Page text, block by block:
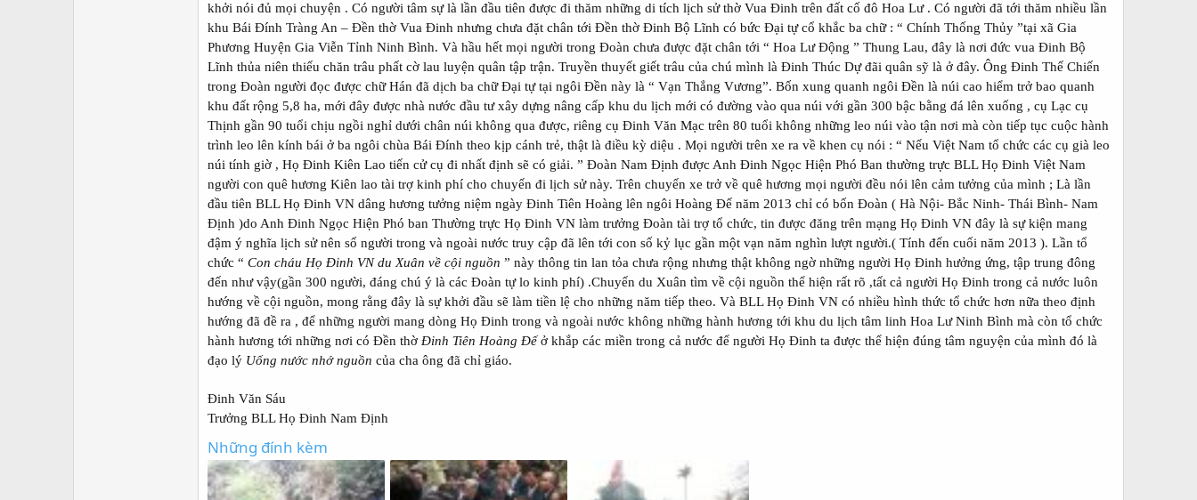
khởi nói đủ mọi chuyện . Có người tâm sự là lần đầu tiên được đi thăm những di tích lịch sử thờ Vua Đinh trên đất cố đô Hoa Lư . Có người đã tới thăm nhiều lần
khu Bái Đính Tràng An – Đền thờ Vua Đinh nhưng chưa đặt chân tới Đền thờ Đinh Bộ Lĩnh có bức Đại tự cổ khắc ba chữ : “ Chính Thống Thủy ”tại xã Gia
Phương Huyện Gia Viễn Tỉnh Ninh Bình. Và hầu hết mọi người trong Đoàn chưa được đặt chân tới “ Hoa Lư Động ” Thung Lau, đây là nơi đức vua Đinh Bộ
Lĩnh thủa niên thiếu chăn trâu phất cờ lau luyện quân tập trận. Truyền thuyết giết trâu của chú mình là Đinh Thúc Dự đãi quân sỹ là ở đây. Ông Đinh Thế Chiến
trong Đoàn người đọc được chữ Hán đã dịch ba chữ Đại tự tại ngôi Đền này là “ Vạn Thắng Vương”. Bốn xung quanh ngôi Đền là núi cao hiểm trở bao quanh
khu đất rộng 5,8 ha, mới đây được nhà nước đầu tư xây dựng nâng cấp khu du lịch mới có đường vào qua núi với gần 300 bậc bằng đá lên xuống , cụ Lạc cụ
Thịnh gần 90 tuổi chịu ngồi nghỉ dưới chân núi không qua được, riêng cụ Đinh Văn Mạc trên 80 tuổi không những leo núi vào tận nơi mà còn tiếp tục cuộc hành
trình leo lên kính bái ở ba ngôi chùa Bái Đính theo kịp cánh trẻ, thật là điều kỳ diệu . Mọi người trên xe ra về khen cụ nói : “ Nếu Việt Nam tổ chức các cụ già leo
núi tính giờ , Họ Đinh Kiên Lao tiến cử cụ đi nhất định sẽ có giải. ” Đoàn Nam Định được Anh Đinh Ngọc Hiện Phó Ban thường trực BLL Họ Đinh Việt Nam
người con quê hương Kiên lao tài trợ kinh phí cho chuyến đi lịch sử này. Trên chuyến xe trở về quê hương mọi người đều nói lên cảm tưởng của mình ; Là lần
đầu tiên BLL Họ Đinh VN dâng hương tưởng niệm ngày Đinh Tiên Hoàng lên ngôi Hoàng Đế năm 2013 chỉ có bốn Đoàn ( Hà Nội- Bắc Ninh- Thái Bình- Nam
Định )do Anh Đinh Ngọc Hiện Phó ban Thường trực Họ Đinh VN làm trưởng Đoàn tài trợ tổ chức, tin được đăng trên mạng Họ Đinh VN đây là sự kiện mang
đậm ý nghĩa lịch sử nên số người trong và ngoài nước truy cập đã lên tới con số kỷ lục gần một vạn năm nghìn lượt người.( Tính đến cuối năm 2013 ). Lần tổ
chức “ Con cháu Họ Đinh VN du Xuân về cội nguồn ” này thông tin lan tỏa chưa rộng nhưng thật không ngờ những người Họ Đinh hưởng ứng, tập trung đông
đến như vậy(gần 300 người, đáng chú ý là các Đoàn tự lo kinh phí) .Chuyến du Xuân tìm về cội nguồn thể hiện rất rõ ,tất cả người Họ Đinh trong cả nước luôn
hướng về cội nguồn, mong rằng đây là sự khởi đầu sẽ làm tiền lệ cho những năm tiếp theo. Và BLL Họ Đinh VN có nhiều hình thức tổ chức hơn nữa theo định
hướng đã đề ra , để những người mang dòng Họ Đinh trong và ngoài nước không những hành hương tới khu du lịch tâm linh Hoa Lư Ninh Bình mà còn tổ chức
hành hương tới những nơi có Đền thờ Đinh Tiên Hoàng Đếở khắp các miền trong cả nước để người Họ Đinh ta được thể hiện đúng tâm nguyện của mình đó là
đạo lý Uống nước nhớ nguồn của cha ông đã chỉ giáo.
Đinh Văn Sáu
Trưởng BLL Họ Đinh Nam Định
Những đính kèm